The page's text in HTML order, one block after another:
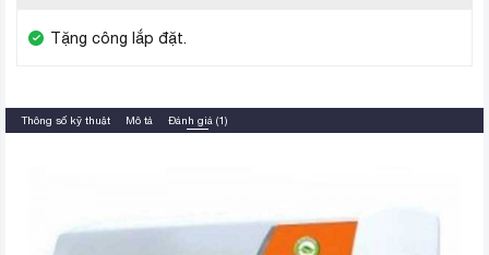
Tặng công lắp đặt.
Thông số kỹ thuật Mô tả Đánh giá (1)